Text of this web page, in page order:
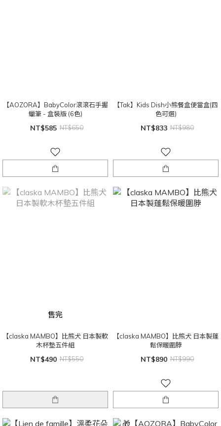
【AOZORA】BabyColor滾滾石手握
蠟筆 - 盒裝版 (6色)
NT$585 NT$650
【Tak】Kids Dish小熊餐盒便當盒(四
色可選)
NT$833 NT$980
售完
【claska MAMBO】比熊犬 日本製軟
木杯墊五件組
NT$490 NT$550
【claska MAMBO】比熊犬 日本製蓬
鬆保暖圍脖
NT$890 NT$990